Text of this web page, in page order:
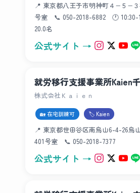
📍 東京都八王子市明神町４−５−
号室 📞 050-2018-6882 🕐
20.0名
公式サイト →
就労移行支援事業所Kaien
株式会社Ｋａｉｅｎ
🏡 在宅訓練可 🏷 Kaien
📍 東京都世田谷区南烏山6-4-26烏
401号室 📞 050-2018-7377
公式サイト →